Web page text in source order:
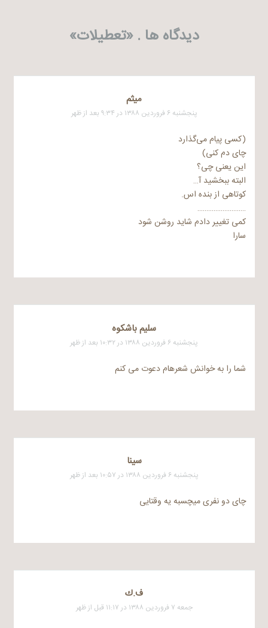
دیدگاه ها . «تعطیلات»
میثم
پنجشنبه ۶ فروردین ۱۳۸۸ در ۹:۳۴ بعد از ظهر
(کسی پیام می‌گذارد
چای دم کنی)
این یعنی چی؟
البته ببخشید آ…
کوتاهی از بنده اس.
………………………
کمی تغییر دادم شاید روشن شود
سارا
سلیم باشکوه
پنجشنبه ۶ فروردین ۱۳۸۸ در ۱۰:۳۲ بعد از ظهر
شما را به خوانش شعرهام دعوت می کنم
سینا
پنجشنبه ۶ فروردین ۱۳۸۸ در ۱۰:۵۷ بعد از ظهر
چای دو نفری میچسبه یه وقتایی
ف.ك
جمعه ۷ فروردین ۱۳۸۸ در ۱۱:۱۷ قبل از ظهر